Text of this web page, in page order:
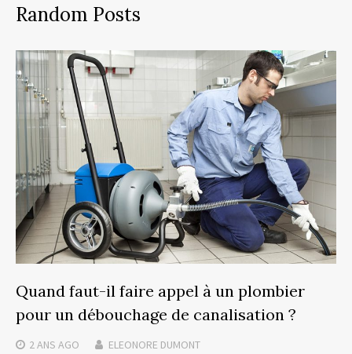
Random Posts
Quand faut-il faire appel à un plombier
pour un débouchage de canalisation ?
2 ANS AGO ELEONORE DUMONT